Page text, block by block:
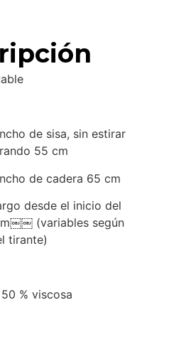
de sisa, sin estirar
55 cm
de cadera 65 cm
desde el inicio del
(variables según
tirante)
% viscosa